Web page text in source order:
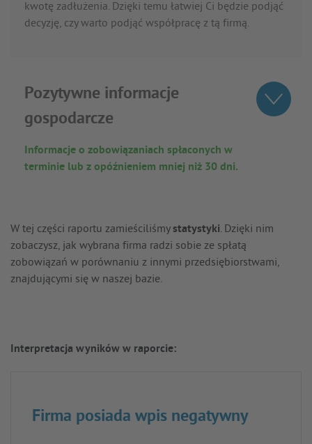
kwotę zadłużenia. Dzięki temu łatwiej Ci będzie podjąć
decyzję, czy warto podjąć współpracę z tą firmą.
Pozytywne informacje
gospodarcze
Informacje o zobowiązaniach spłaconych w
terminie lub z opóźnieniem mniej niż 30 dni.
W tej części raportu zamieściliśmystatystyki. Dzięki nim
zobaczysz, jak wybrana firma radzi sobie ze spłatą
zobowiązań w porównaniu z innymi przedsiębiorstwami,
znajdującymi się w naszej bazie.
Interpretacja wyników w raporcie:
Firma posiada wpis negatywny